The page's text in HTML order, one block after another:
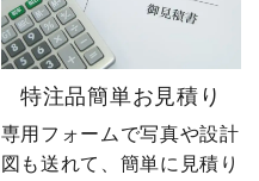
特注品簡単お見積り
専用フォームで写真や設計
図も送れて、簡単に見積り